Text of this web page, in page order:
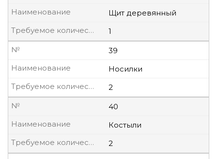
Щит деревянный
Наименование
1
Требуемое количество, шт
39
№
Носилки
Наименование
2
Требуемое количество, шт
40
№
Костыли
Наименование
2
Требуемое количество, шт